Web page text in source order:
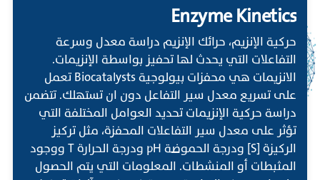
Enzyme Kinetics
حركية الإنزيم، حرائك الإنزيم دراسة معدل وسرعة
التفاعلات التي يحدث لها تحفيز بواسطة الإنزيمات.
الانزيمات هي محفزات بيولوجية Biocatalysts تعمل
على تسريع معدل سير التفاعل دون ان تستهلك. تتضمن
دراسة حركية الإنزيمات تحديد العوامل المختلفة التي
تؤثر على معدل سير التفاعلات المحفزة، مثل تركيز
الركيزة [S] ودرجة الحموضة pH ودرجة الحرارة T ووجود
المثبطات أو المنشطات. المعلومات التي يتم الحصول